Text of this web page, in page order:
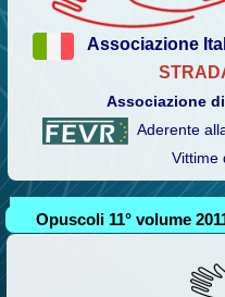
Associazione
Associazione
Aderente
Vittime
Opuscoli 11° volume